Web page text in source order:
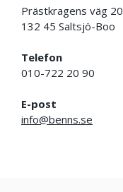
Prästkragens väg 20
132 45 Saltsjö-Boo
Telefon
010-722 20 90
E-post
info@benns.se